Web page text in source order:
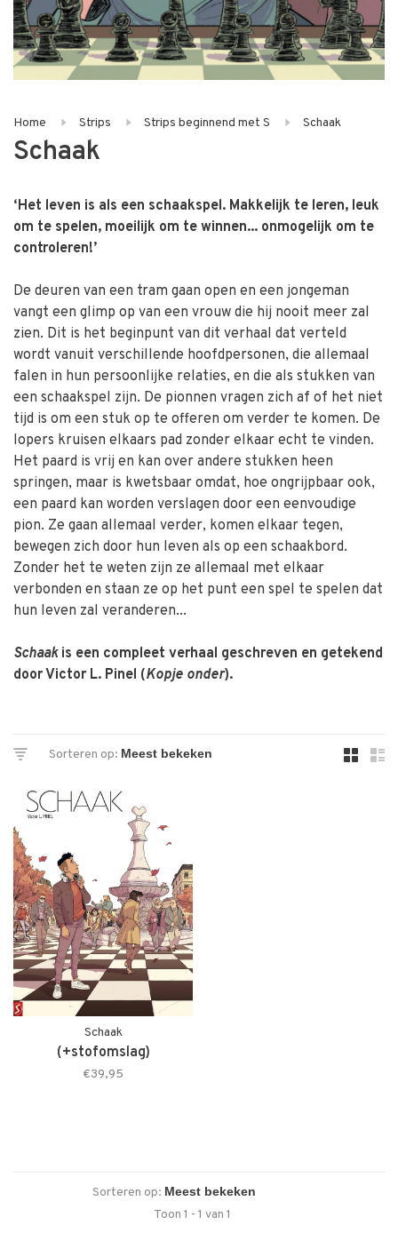
Home Strips Strips beginnend met S Schaak
Schaak
‘Het leven is als een schaakspel. Makkelijk te leren, leuk
om te spelen, moeilijk om te winnen... onmogelijk om te
controleren!’
De deuren van een tram gaan open en een jongeman
vangt een glimp op van een vrouw die hij nooit meer zal
zien. Dit is het beginpunt van dit verhaal dat verteld
wordt vanuit verschillende hoofdpersonen, die allemaal
falen in hun persoonlijke relaties, en die als stukken van
een schaakspel zijn. De pionnen vragen zich af of het niet
tijd is om een stuk op te offeren om verder te komen. De
lopers kruisen elkaars pad zonder elkaar echt te vinden.
Het paard is vrij en kan over andere stukken heen
springen, maar is kwetsbaar omdat, hoe ongrijpbaar ook,
een paard kan worden verslagen door een eenvoudige
pion. Ze gaan allemaal verder, komen elkaar tegen,
bewegen zich door hun leven als op een schaakbord.
Zonder het te weten zijn ze allemaal met elkaar
verbonden en staan ze op het punt een spel te spelen dat
hun leven zal veranderen...
Schaakis een compleet verhaal geschreven en getekend
door Victor L. Pinel (Kopje onder).
Sorteren op:
Schaak
(+stofomslag)
€39,95
Sorteren op:
Toon 1 - 1 van 1